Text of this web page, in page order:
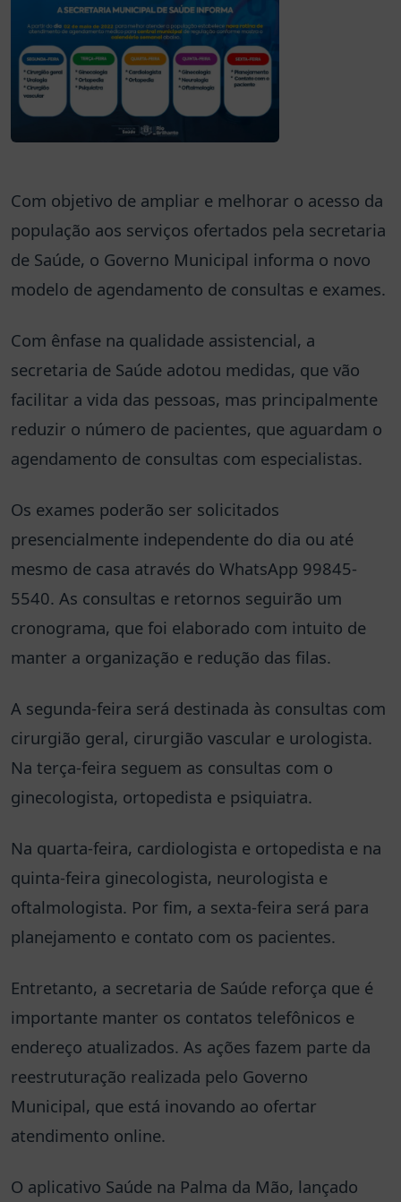
Com objetivo de ampliar e melhorar o acesso da
população aos serviços ofertados pela secretaria
de Saúde, o Governo Municipal informa o novo
modelo de agendamento de consultas e exames.
Com ênfase na qualidade assistencial, a
secretaria de Saúde adotou medidas, que vão
facilitar a vida das pessoas, mas principalmente
reduzir o número de pacientes, que aguardam o
agendamento de consultas com especialistas.
Os exames poderão ser solicitados
presencialmente independente do dia ou até
mesmo de casa através do WhatsApp 99845-
5540. As consultas e retornos seguirão um
cronograma, que foi elaborado com intuito de
manter a organização e redução das filas.
A segunda-feira será destinada às consultas com
cirurgião geral, cirurgião vascular e urologista.
Na terça-feira seguem as consultas com o
ginecologista, ortopedista e psiquiatra.
Na quarta-feira, cardiologista e ortopedista e na
quinta-feira ginecologista, neurologista e
oftalmologista. Por fim, a sexta-feira será para
planejamento e contato com os pacientes.
Entretanto, a secretaria de Saúde reforça que é
importante manter os contatos telefônicos e
endereço atualizados. As ações fazem parte da
reestruturação realizada pelo Governo
Municipal, que está inovando ao ofertar
atendimento online.
O aplicativo Saúde na Palma da Mão, lançado